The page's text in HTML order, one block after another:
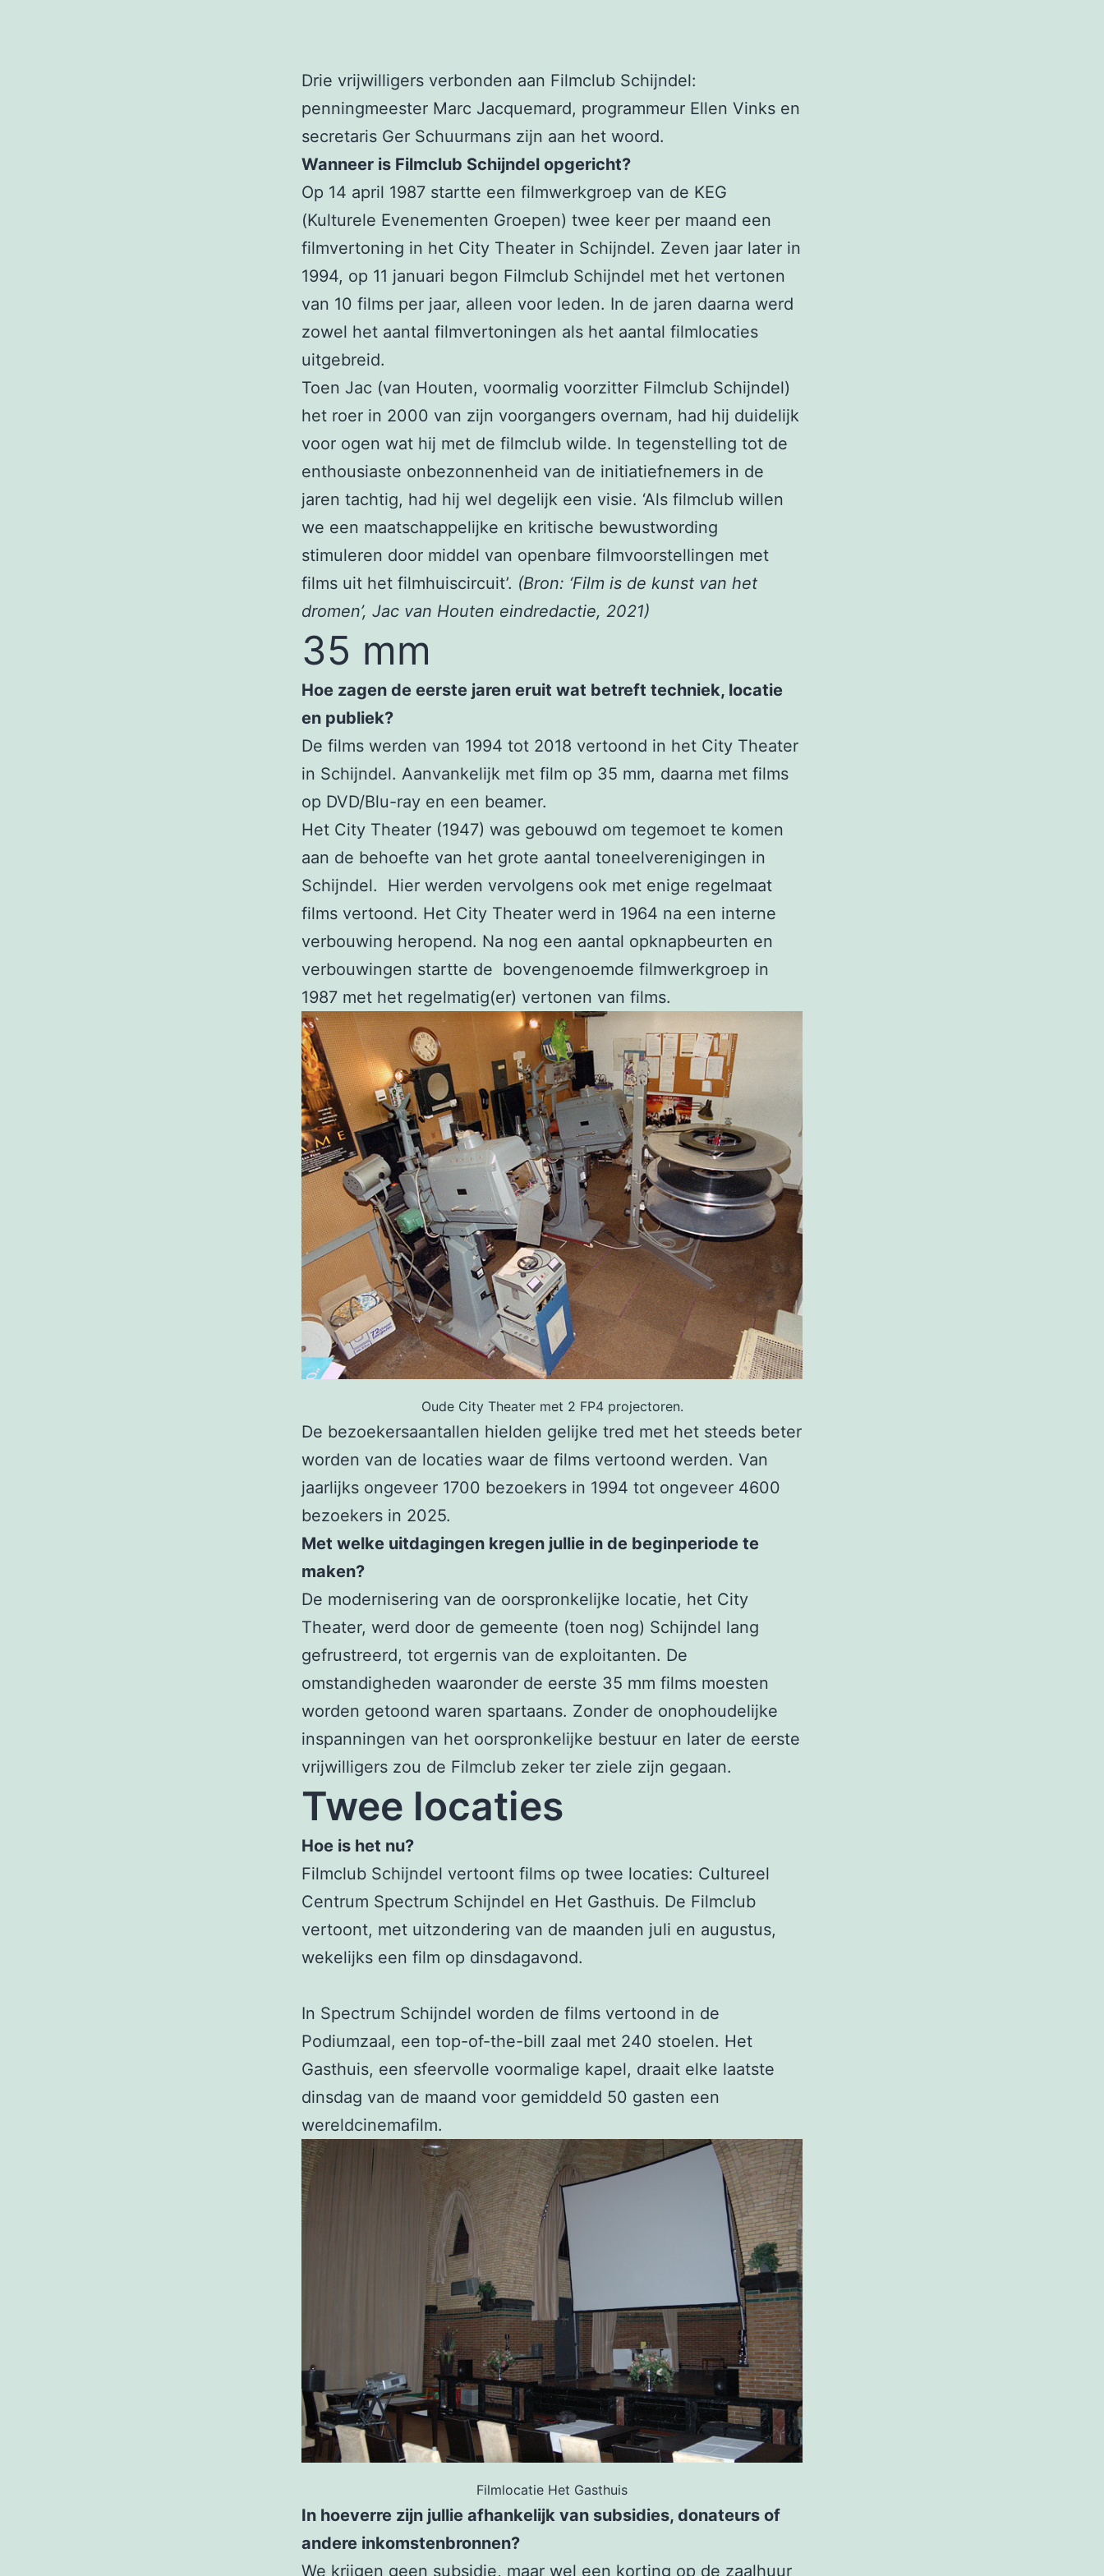
Drie vrijwilligers verbonden aan Filmclub Schijndel:
penningmeester Marc Jacquemard, programmeur Ellen Vinks en
secretaris Ger Schuurmans zijn aan het woord.
Wanneer is Filmclub Schijndel opgericht?
Op 14 april 1987 startte een filmwerkgroep van de KEG
(Kulturele Evenementen Groepen) twee keer per maand een
filmvertoning in het City Theater in Schijndel. Zeven jaar later in
1994, op 11 januari begon Filmclub Schijndel met het vertonen
van 10 films per jaar, alleen voor leden. In de jaren daarna werd
zowel het aantal filmvertoningen als het aantal filmlocaties
uitgebreid.
Toen Jac (van Houten, voormalig voorzitter Filmclub Schijndel)
het roer in 2000 van zijn voorgangers overnam, had hij duidelijk
voor ogen wat hij met de filmclub wilde. In tegenstelling tot de
enthousiaste onbezonnenheid van de initiatiefnemers in de
jaren tachtig, had hij wel degelijk een visie. ‘Als filmclub willen
we een maatschappelijke en kritische bewustwording
stimuleren door middel van openbare filmvoorstellingen met
films uit het filmhuiscircuit’. (Bron: ‘Film is de kunst van het
dromen’, Jac van Houten eindredactie, 2021)
35 mm
Hoe zagen de eerste jaren eruit wat betreft techniek, locatie
en publiek?
De films werden van 1994 tot 2018 vertoond in het City Theater
in Schijndel. Aanvankelijk met film op 35 mm, daarna met films
op DVD/Blu-ray en een beamer.
Het City Theater (1947) was gebouwd om tegemoet te komen
aan de behoefte van het grote aantal toneelverenigingen in
Schijndel. Hier werden vervolgens ook met enige regelmaat
films vertoond. Het City Theater werd in 1964 na een interne
verbouwing heropend. Na nog een aantal opknapbeurten en
verbouwingen startte de bovengenoemde filmwerkgroep in
1987 met het regelmatig(er) vertonen van films.
Oude City Theater met 2 FP4 projectoren.
De bezoekersaantallen hielden gelijke tred met het steeds beter
worden van de locaties waar de films vertoond werden. Van
jaarlijks ongeveer 1700 bezoekers in 1994 tot ongeveer 4600
bezoekers in 2025.
Met welke uitdagingen kregen jullie in de beginperiode te
maken?
De modernisering van de oorspronkelijke locatie, het City
Theater, werd door de gemeente (toen nog) Schijndel lang
gefrustreerd, tot ergernis van de exploitanten. De
omstandigheden waaronder de eerste 35 mm films moesten
worden getoond waren spartaans. Zonder de onophoudelijke
inspanningen van het oorspronkelijke bestuur en later de eerste
vrijwilligers zou de Filmclub zeker ter ziele zijn gegaan.
Twee locaties
Hoe is het nu?
Filmclub Schijndel vertoont films op twee locaties: Cultureel
Centrum Spectrum Schijndel en Het Gasthuis. De Filmclub
vertoont, met uitzondering van de maanden juli en augustus,
wekelijks een film op dinsdagavond.
In Spectrum Schijndel worden de films vertoond in de
Podiumzaal, een top-of-the-bill zaal met 240 stoelen. Het
Gasthuis, een sfeervolle voormalige kapel, draait elke laatste
dinsdag van de maand voor gemiddeld 50 gasten een
wereldcinemafilm.
Filmlocatie Het Gasthuis
In hoeverre zijn jullie afhankelijk van subsidies, donateurs of
andere inkomstenbronnen?
We krijgen geen subsidie, maar wel een korting op de zaalhuur